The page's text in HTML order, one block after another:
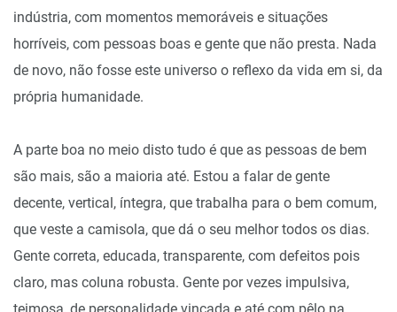
indústria, com momentos memoráveis e situações
horríveis, com pessoas boas e gente que não presta. Nada
de novo, não fosse este universo o reflexo da vida em si, da
própria humanidade.
A parte boa no meio disto tudo é que as pessoas de bem
são mais, são a maioria até. Estou a falar de gente
decente, vertical, íntegra, que trabalha para o bem comum,
que veste a camisola, que dá o seu melhor todos os dias.
Gente correta, educada, transparente, com defeitos pois
claro, mas coluna robusta. Gente por vezes impulsiva,